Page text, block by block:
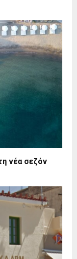
νέα σεζόν